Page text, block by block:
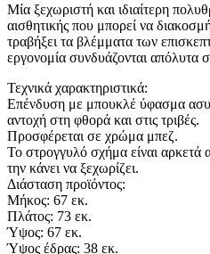
Μία ξεχωριστή και ιδιαίτερη
αισθητικής που μπορεί να
τραβήξει τα βλέμματα των
εργονομία συνδυάζονται απόλυτα
Τεχνικά χαρακτηριστικά:
Επένδυση με μπουκλέ ύφασμα
αντοχή στη φθορά και στις τριβές.
Προσφέρεται σε χρώμα μπεζ.
Το στρογγυλό σχήμα είναι αρκετά
την κάνει να ξεχωρίζει.
Διάσταση προϊόντος:
Μήκος: 67 εκ.
Πλάτος: 73 εκ.
Ύψος: 67 εκ.
Ύψος έδρας: 38 εκ.